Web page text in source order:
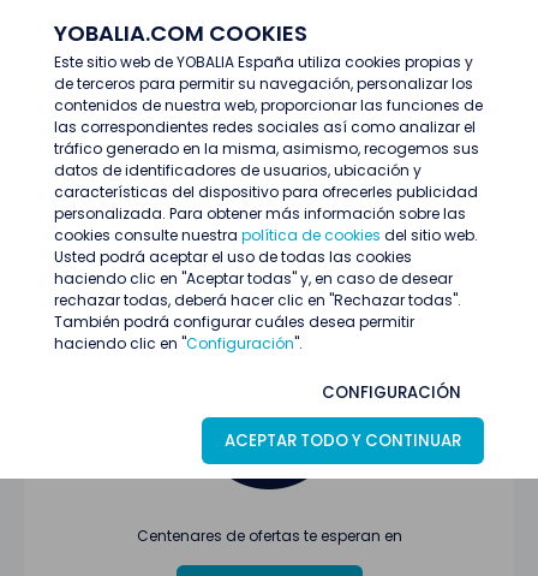
YOBALIA.COM COOKIES
Este sitio web de YOBALIA España utiliza cookies propias y
de terceros para permitir su navegación, personalizar los
contenidos de nuestra web, proporcionar las funciones de
las correspondientes redes sociales así como analizar el
tráfico generado en la misma, asimismo, recogemos sus
datos de identificadores de usuarios, ubicación y
características del dispositivo para ofrecerles publicidad
personalizada. Para obtener más información sobre las
cookies consulte nuestra política de cookies del sitio web.
Usted podrá aceptar el uso de todas las cookies
haciendo clic en "Aceptar todas" y, en caso de desear
rechazar todas, deberá hacer clic en "Rechazar todas".
También podrá configurar cuáles desea permitir
haciendo clic en "Configuración".
CONFIGURACIÓN
ACEPTAR TODO Y CONTINUAR
Últimas ofertas
Oferta no encontrada o ha finalizado su
proceso de selección
Centenares de ofertas te esperan en